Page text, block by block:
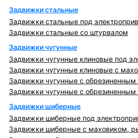
Задвижки стальные
Задвижки стальные под
Задвижки стальные со штурвалом
Задвижки чугунные
Задвижки чугунные клиновые под
Задвижки чугунные клиновые с
Задвижки чугунные с
Задвижки чугунные с
Задвижки шиберные
Задвижки шиберные под
Задвижки шиберные с маховиком,